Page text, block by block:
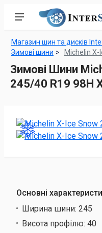
Магазин шин та дисків
Зимові шини
Michelin X-
Зимові Шини
245/40 R19 98H
Основні
Ширина шини: 245
Висота профілю: 40